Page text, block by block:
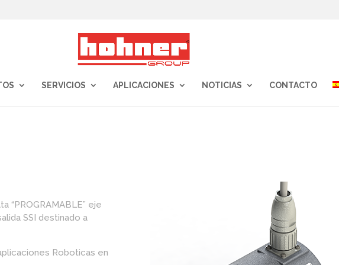
SERVICIOS APLICACIONES NOTICIAS CONTACTO
“PROGRAMABLE” eje
SSI destinado a
Roboticas en